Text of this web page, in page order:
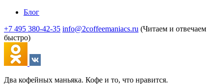
Блог
+7 495 380-42-35 info@2coffeemaniacs.ru (Читаем и отвечаем
быстро)
Два кофейных маньяка. Кофе и то, что нравится.